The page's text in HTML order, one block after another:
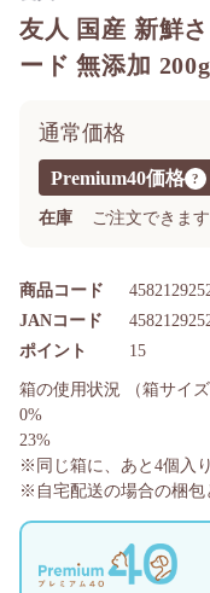
友人 国産 新鮮
ード 無添加 200g
Premium40価格 ?
通常価格
在庫 ご注文できます
商品コード
ポイント 15
JANコード
箱の使用状況
（箱サイ
0%
23%
※同じ箱に、あと 4個入
※自宅配送の場合の梱包